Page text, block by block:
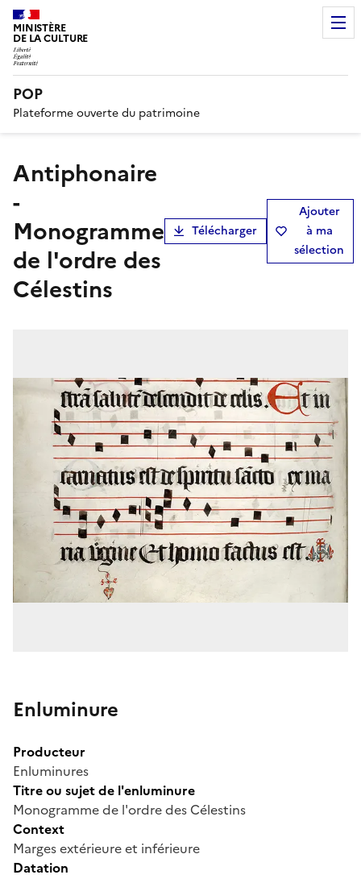
MINISTÈRE
DE LA CULTURE
POP
Plateforme ouverte du patrimoine
Antiphonaire
-
Monogramme
de l'ordre des
Célestins
Télécharger
Ajouter
à ma
sélection
Enluminure
Producteur
Enluminures
Titre ou sujet de l'enluminure
Monogramme de l'ordre des Célestins
Context
Marges extérieure et inférieure
Datation